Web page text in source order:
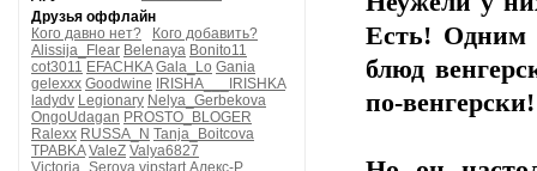
Друзья оффлайн
Кого давно нет?
Кого добавить?
Alissija_Flear Belenaya Bonito11
cot3011 EFACHKA Gala_Lo Gania
gelexxx Goodwine
IRISHA___IRISHKA
ladydv Legionary Nelya_Gerbekova
OngoUdagan PROSTO_BLOGER
Ralexx RUSSA_N Tanja_Boitcova
TPABKA ValeZ Valya6827
Victoria_Serova vipstart Алекс-Р
Есть! Одним
блюд
по-венгерски!